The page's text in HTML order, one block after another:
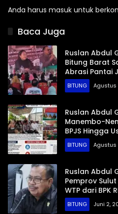
Anda harus masuk untuk
Baca Juga
Ruslan Abdul
Bitung Barat
Abrasi Pantai
BITUNG Agustus
Ruslan Abdul
Manembo-
BPJS Hingga
Kelurahan
BITUNG Agustus
Ruslan Abdul
Pemprov
WTP dari BPK
BITUNG Juni 2,